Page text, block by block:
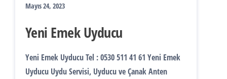
Mayıs 24, 2023
Yeni Emek Uyducu
Yeni Emek Uyducu Tel : 0530 511 41 61 Yeni Emek
Uyducu Uydu Servisi, Uyducu ve Çanak Anten